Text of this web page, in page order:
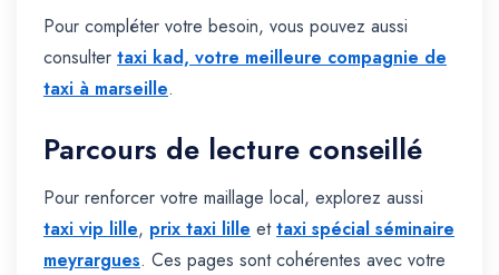
Pour compléter votre besoin, vous pouvez aussi
consulter taxi kad, votre meilleure compagnie de
taxi à marseille.
Parcours de lecture conseillé
Pour renforcer votre maillage local, explorez aussi
taxi vip lille, prix taxi lille ettaxi spécial séminaire
meyrargues. Ces pages sont cohérentes avec votre